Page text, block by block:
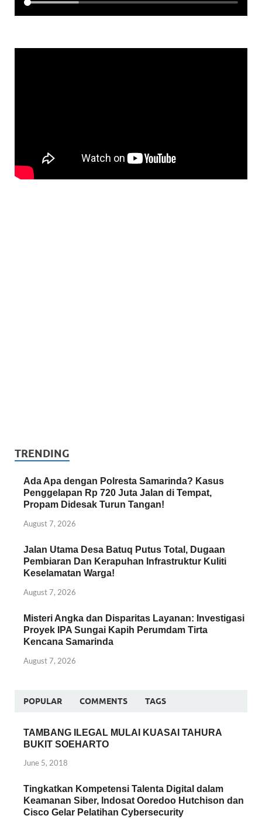
TRENDING
Ada Apa dengan Polresta Samarinda? Kasus
Penggelapan Rp 720 Juta Jalan di Tempat,
Propam Didesak Turun Tangan!
August 7, 2026
Jalan Utama Desa Batuq Putus Total, Dugaan
Pembiaran Dan Kerapuhan Infrastruktur Kuliti
Keselamatan Warga!
August 7, 2026
Misteri Angka dan Disparitas Layanan: Investigasi
Proyek IPA Sungai Kapih Perumdam Tirta
Kencana Samarinda
August 7, 2026
POPULAR COMMENTS TAGS
TAMBANG ILEGAL MULAI KUASAI TAHURA
BUKIT SOEHARTO
June 5, 2018
Tingkatkan Kompetensi Talenta Digital dalam
Keamanan Siber, Indosat Ooredoo Hutchison dan
Cisco Gelar Pelatihan Cybersecurity